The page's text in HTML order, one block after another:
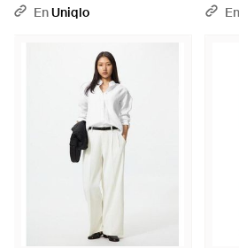
GrisEnUniqlo
GrisEn